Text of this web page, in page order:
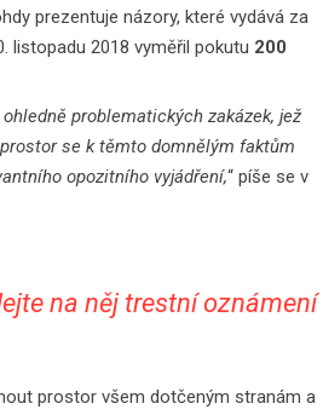
prezentuje názory, které vydává za
listopadu 2018 vyměřil pokutu 200
problematických zakázek, jež
se k těmto domnělým faktům
opozitního vyjádření,“ píše se v
na něj trestní oznámení
prostor všem dotčeným stranám a